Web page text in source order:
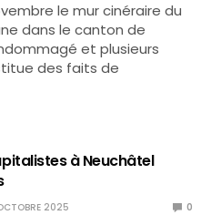
le mur cinéraire du
dans le canton de
et plusieurs
des faits de
à Neuchâtel
2025 0